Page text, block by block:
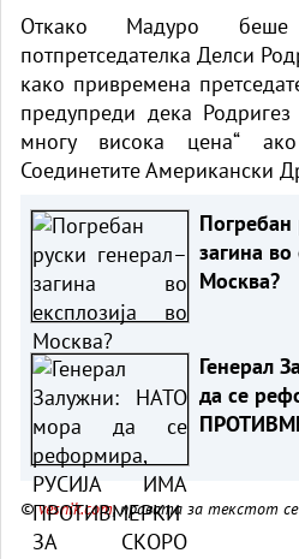
Откако Мадуро беше
потпретседателка Делси
како привремена
предупреди дека
многу висока цена“
Соединетите Американски
Погребан
загина во
Москва?
Генерал
да се
©vesnik.com, правата за текстот